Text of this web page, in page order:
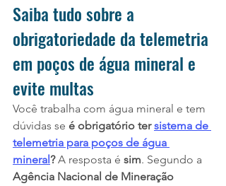
Saiba tudo sobre a
obrigatoriedade da telemetria
em poços de água mineral e
evite multas
Você trabalha com água mineral e tem
dúvidas se é obrigatório ter sistema de
telemetria para poços de água
mineral? A resposta é sim. Segundo a
Agência Nacional de Mineração